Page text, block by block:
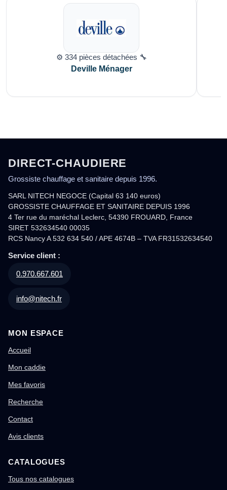
⚙️ 334 pièces détachées 🔧
Deville Ménager
DIRECT-CHAUDIERE
Grossiste chauffage et sanitaire depuis 1996.
SARL NITECH NEGOCE (Capital 63 140 euros)
GROSSISTE CHAUFFAGE ET SANITAIRE DEPUIS 1996
4 Ter rue du maréchal Leclerc, 54390 FROUARD, France
SIRET 532634540 00035
RCS Nancy A 532 634 540 / APE 4674B – TVA FR31532634540
Service client :
0.970.667.601
info@nitech.fr
MON ESPACE
Accueil
Mon caddie
Mes favoris
Recherche
Contact
Avis clients
CATALOGUES
Tous nos catalogues